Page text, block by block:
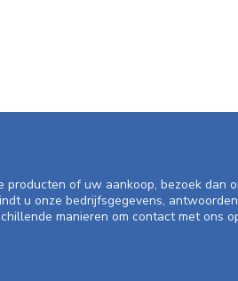
producten of uw aankoop, bezoek dan
u onze bedrijfsgegevens,
manieren om contact met ons